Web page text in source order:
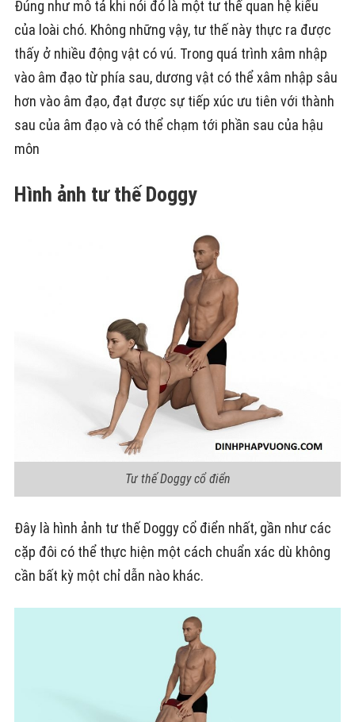
Đúng như mô tả khi nói đó là một tư thế quan hệ kiểu
của loài chó. Không những vậy, tư thế này thực ra được
thấy ở nhiều động vật có vú. Trong quá trình xâm nhập
vào âm đạo từ phía sau, dương vật có thể xâm nhập sâu
hơn vào âm đạo, đạt được sự tiếp xúc ưu tiên với thành
sau của âm đạo và có thể chạm tới phần sau của hậu
môn
Hình ảnh tư thế Doggy
Tư thế Doggy cổ điển
Đây là hình ảnh tư thế Doggy cổ điển nhất, gần như các
cặp đôi có thể thực hiện một cách chuẩn xác dù không
cần bất kỳ một chỉ dẫn nào khác.